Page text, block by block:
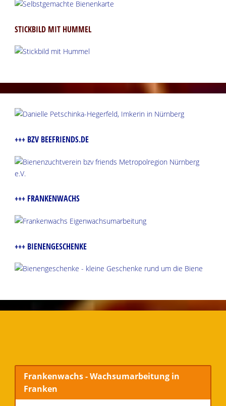
STICKBILD MIT HUMMEL
+++ BZV BEEFRIENDS.DE
+++ FRANKENWACHS
+++ BIENENGESCHENKE
Frankenwachs - Wachsumarbeitung in
Franken